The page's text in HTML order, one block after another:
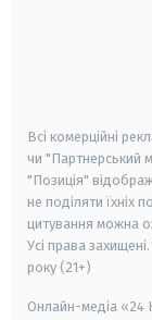
Всі комерційні
чи "Партнерський
"Позиція"
не поділяти їхніх
цитування можна
Усі права захищені.
року (21+)
Онлайн-медіа «24